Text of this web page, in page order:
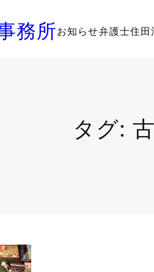
務所お知らせ弁護士住田
タグ: